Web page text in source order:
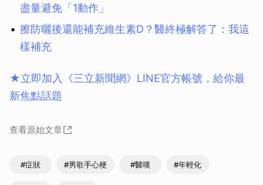
盡量避免「1動作」
擦防曬後還能補充維生素D？醫終極解答了：我這
樣補充
★立即加入《三立新聞網》LINE官方帳號，給你最
新焦點話題
查看原始文章
#症狀 #男歌手心梗 #醫嘆 #年輕化